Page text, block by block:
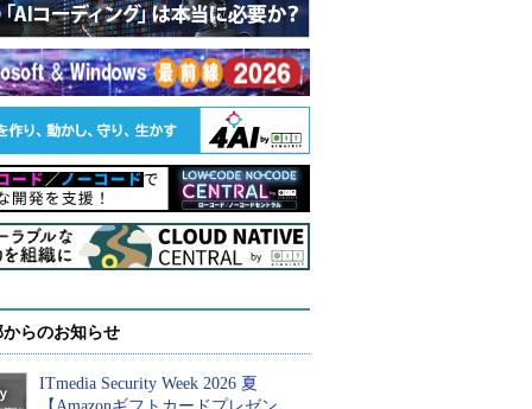
らのお知らせ
ITmedia Security Week 2026 夏